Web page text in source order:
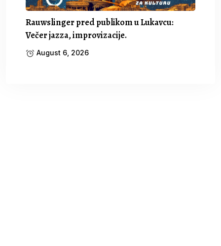
Rauwslinger pred publikom u Lukavcu:
Večer jazza, improvizacije.
August 6, 2026